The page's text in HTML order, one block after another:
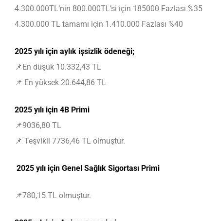
4.300.000TL’nin 800.000TL’si için 185000 Fazlası %35
4.300.000 TL tamamı için 1.410.000 Fazlası %40
2025 yılı için aylık işsizlik ödeneği;
📌En düşük 10.332,43 TL
📌 En yüksek 20.644,86 TL
2025 yılı için 4B Primi
📌9036,80 TL
📌 Teşvikli 7736,46 TL olmuştur.
2025 yılı için Genel Sağlık Sigortası Primi
📌780,15 TL olmuştur.